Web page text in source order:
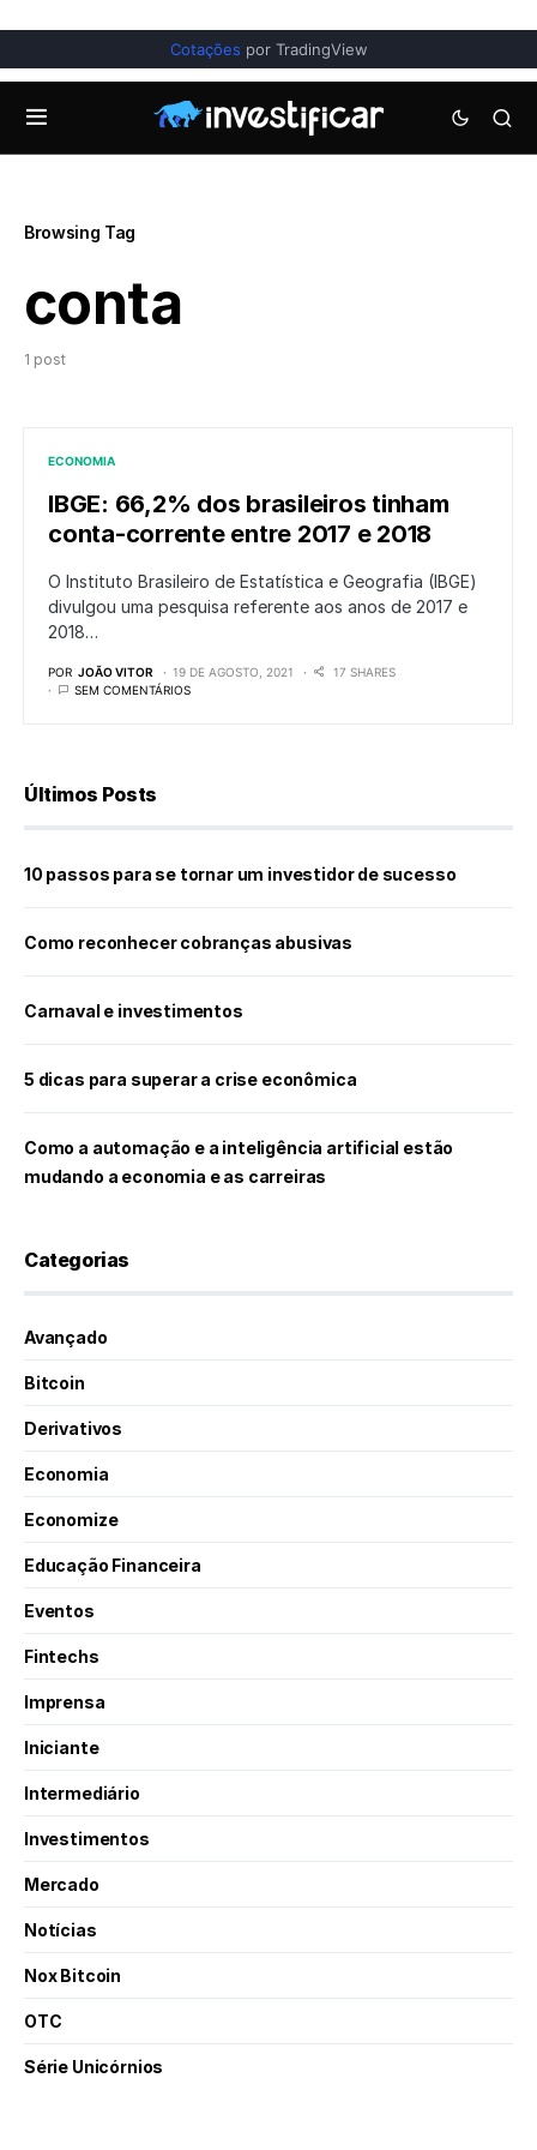
Cotações por TradingView
Browsing Tag
conta
1 post
ECONOMIA
IBGE: 66,2% dos brasileiros tinham
conta-corrente entre 2017 e 2018
O Instituto Brasileiro de Estatística e Geografia (IBGE)
divulgou uma pesquisa referente aos anos de 2017 e
2018…
POR JOÃO VITOR 19 DE AGOSTO, 2021
17 SHARES
SEM COMENTÁRIOS
Últimos Posts
10 passos para se tornar um investidor de sucesso
Como reconhecer cobranças abusivas
Carnaval e investimentos
5 dicas para superar a crise econômica
Como a automação e a inteligência artificial estão
mudando a economia e as carreiras
Categorias
Avançado
Bitcoin
Derivativos
Economia
Economize
Educação Financeira
Eventos
Fintechs
Imprensa
Iniciante
Intermediário
Investimentos
Mercado
Notícias
Nox Bitcoin
OTC
Série Unicórnios